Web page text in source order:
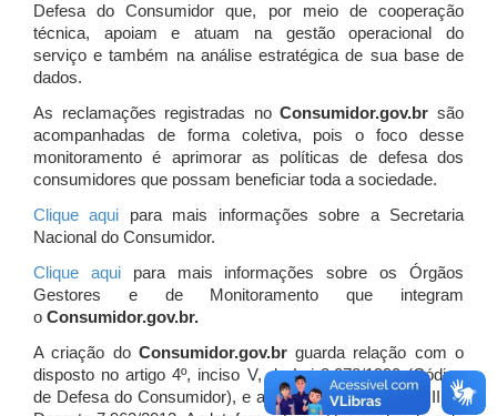
Defesa do Consumidor que, por meio de cooperação
técnica, apoiam e atuam na gestão operacional do
serviço e também na análise estratégica de sua base de
dados.
As reclamações registradas noConsumidor.gov.br são
acompanhadas de forma coletiva, pois o foco desse
monitoramento é aprimorar as políticas de defesa dos
consumidores que possam beneficiar toda a sociedade.
Clique aqui para mais informações sobre a Secretaria
Nacional do Consumidor.
Clique aquipara mais informações sobre os Órgãos
Gestores e de Monitoramento que integram
o Consumidor.gov.br.
A criação do Consumidor.gov.brguarda relação com o
disposto no artigo 4º, inciso V, da Lei 8.078/1990 (Código
de Defesa do Consumidor), e artigo 7º, incisos I, II e III do